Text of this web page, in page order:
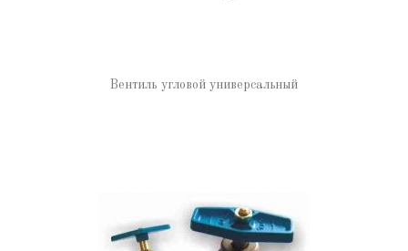
Вентиль угловой универсальный